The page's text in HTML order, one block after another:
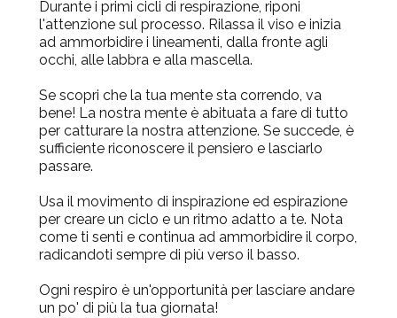
Durante i primi cicli di respirazione, riponi
l'attenzione sul processo. Rilassa il viso e inizia
ad ammorbidire i lineamenti, dalla fronte agli
occhi, alle labbra e alla mascella.
Se scopri che la tua mente sta correndo, va
bene! La nostra mente è abituata a fare di tutto
per catturare la nostra attenzione. Se succede, è
sufficiente riconoscere il pensiero e lasciarlo
passare.
Usa il movimento di inspirazione ed espirazione
per creare un ciclo e un ritmo adatto a te. Nota
come ti senti e continua ad ammorbidire il corpo,
radicandoti sempre di più verso il basso.
Ogni respiro è un'opportunità per lasciare andare
un po' di più la tua giornata!